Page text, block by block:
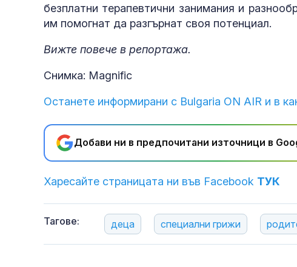
безплатни терапевтични занимания и
им помогнат да разгърнат своя потенциал.
Вижте повече в репортажа.
Снимка: Magnific
Останете информирани с Bulgaria ON AIR и в
Добави ни в предпочитани източници в
Харесайте страницата ни във Facebook ТУК
Тагове: деца специални грижи